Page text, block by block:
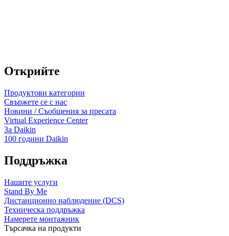
Открийте
Продуктови категории
Свържете се с нас
Новини / Съобщения за пресата
Virtual Experience Center
За Daikin
100 години Daikin
Поддръжка
Нашите услуги
Stand By Me
Дистанционно наблюдение (DCS)
Техническа поддръжка
Намерете монтажник
Търсачка на продукти